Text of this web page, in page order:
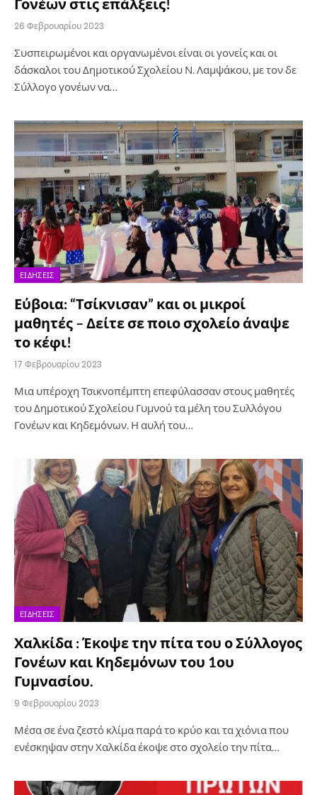
26 Φεβρουαρίου 2023
Συσπειρωμένοι και οργανωμένοι είναι οι γονείς και οι
δάσκαλοι του Δημοτικού Σχολείου Ν. Λαμψάκου, με τον δε
Σύλλογο γονέων να…
ΕΙΔΉΣΕΙΣ
Εύβοια: “Τσίκνισαν” και οι μικροί
μαθητές – Δείτε σε ποιο σχολείο άναψε
το κέφι!
17 Φεβρουαρίου 2023
Μια υπέροχη Τσικνοπέμπτη επεφύλασσαν στους μαθητές
του Δημοτικού Σχολείου Γυμνού τα μέλη του Συλλόγου
Γονέων και Κηδεμόνων. Η αυλή του…
ΕΙΔΉΣΕΙΣ
Χαλκίδα : Έκοψε την πίτα του ο Σύλλογος
Γονέων και Κηδεμόνων του 1ου
Γυμνασίου.
9 Φεβρουαρίου 2023
Μέσα σε ένα ζεστό κλίμα παρά το κρύο και τα χιόνια που
ενέσκηψαν στην Χαλκίδα έκοψε στο σχολείο την πίτα…